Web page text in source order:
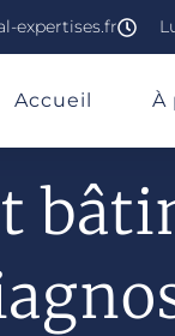
expertises.fr
Accueil À